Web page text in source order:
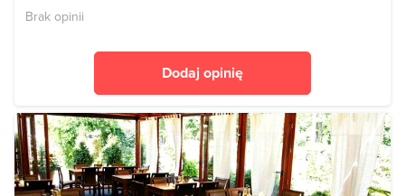
Brak opinii
Dodaj opinię